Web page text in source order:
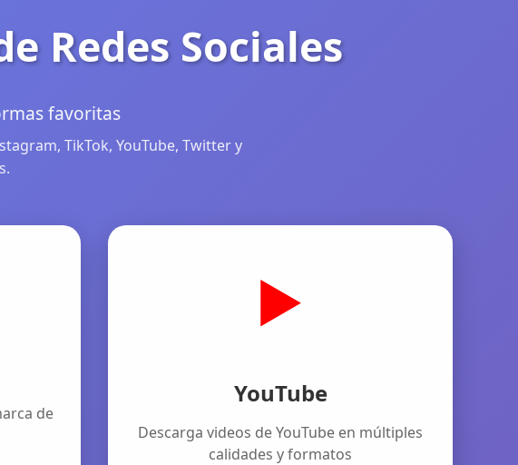
Redes Sociales
favoritas
TikTok, YouTube, Twitter y
de
▶️
YouTube
Descarga videos de YouTube en múltiples
calidades y formatos